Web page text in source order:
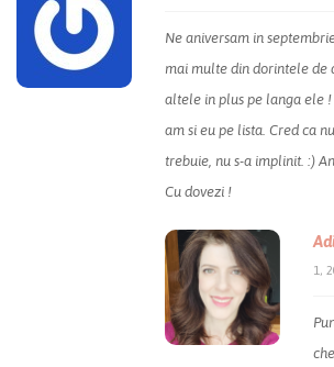
Ne aniversam in
mai multe din dorintele de
altele in plus pe langa ele
am si eu pe lista. Cred ca
trebuie, nu s-a implinit. :)
Cu dovezi !
1,